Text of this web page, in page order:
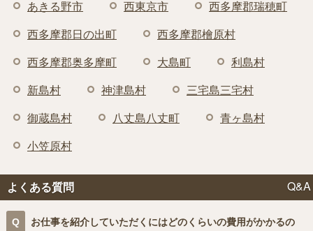
あきる野市 西東京市 西多摩郡瑞穂町
西多摩郡日の出町 西多摩郡檜原村
西多摩郡奥多摩町 大島町 利島村
新島村 神津島村 三宅島三宅村
御蔵島村 八丈島八丈町 青ヶ島村
小笠原村
よくある質問 Q&A
お仕事を紹介していただくにはどのくらいの費用がかかるの